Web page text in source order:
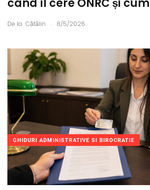
când îl cere ONRC și
De la Cătălin . 8/5/2026
GHIDURI ADMINISTRATIVE SI BIROCRATIE